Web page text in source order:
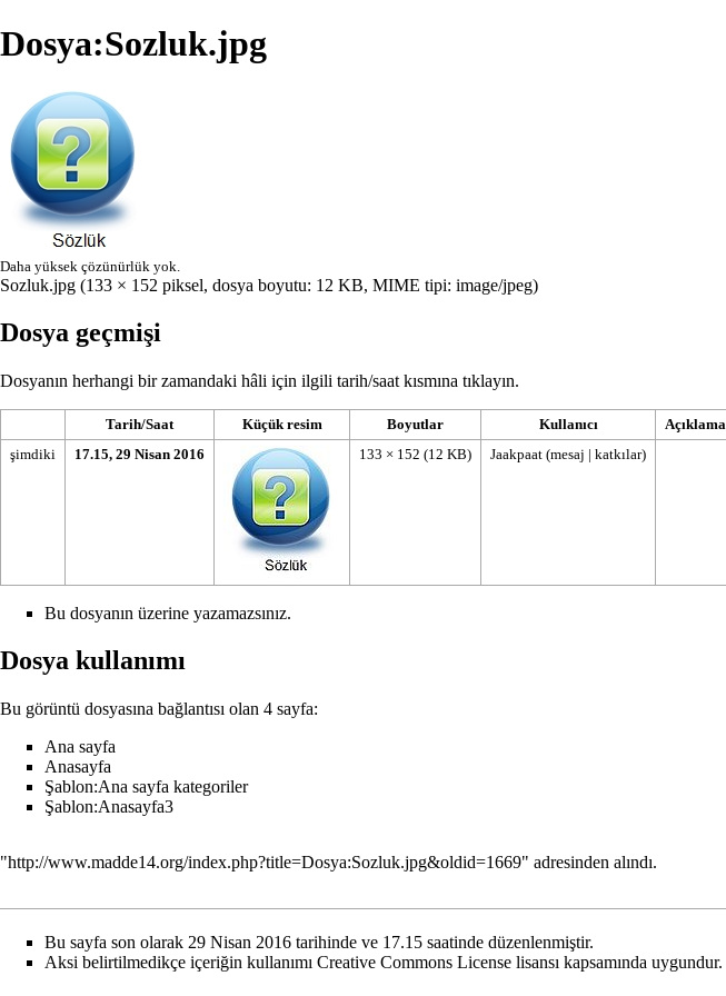
Dosya:Sozluk.jpg
Daha yüksek çözünürlük yok.
Sozluk.jpg (133 × 152 piksel, dosya boyutu: 12 KB, MIME tipi: image/jpeg)
Dosya geçmişi
Dosyanın herhangi bir zamandaki hâli için ilgili tarih/saat kısmına tıklayın.
Tarih/Saat Küçük resim Boyutlar Kullanıcı
Açıklama
şimdiki
17.15, 29 Nisan 2016 133 × 152 (12 KB) Jaakpaat (mesaj | katkılar)
Bu dosyanın üzerine yazamazsınız.
Dosya kullanımı
Bu görüntü dosyasına bağlantısı olan 4 sayfa:
Ana sayfa
Anasayfa
Şablon:Ana sayfa kategoriler
Şablon:Anasayfa3
"http://www.madde14.org/index.php?title=Dosya:Sozluk.jpg&oldid=1669" adresinden alındı.
Bu sayfa son olarak 29 Nisan 2016 tarihinde ve 17.15 saatinde düzenlenmiştir.
Aksi belirtilmedikçe içeriğin kullanımı Creative Commons License lisansı kapsamında uygundur.